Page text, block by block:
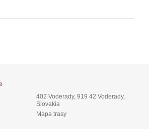
402 Voderady, 919 42 Voderady,
Slovakia
Mapa trasy